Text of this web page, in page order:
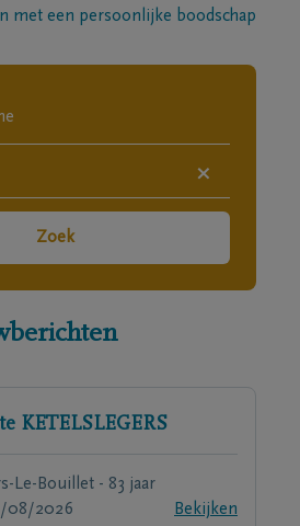
met een persoonlijke boodschap
×
Zoek
KETELSLEGERS
Le-Bouillet - 83 jaar
08/2026
Bekijken